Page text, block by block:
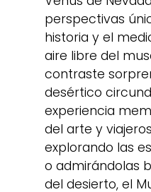
perspectivas
historia y el
aire libre del
contraste
desértico
experiencia
del arte y
explorando las
o admirándolas
del desierto, el